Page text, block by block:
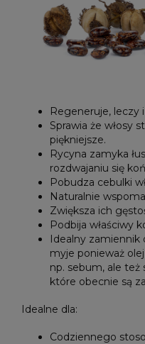
Regeneruje, leczy
Sprawia że włosy
piękniejsze.
Rycyna zamyka
rozdwajaniu się
Pobudza cebulki
Naturalnie
Zwiększa ich
Podbija właściwy
Idealny zamiennik
myje ponieważ
np. sebum, ale też
które obecnie są
Idealne dla:
Codziennego